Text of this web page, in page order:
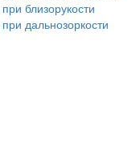
близорукости
дальнозоркости